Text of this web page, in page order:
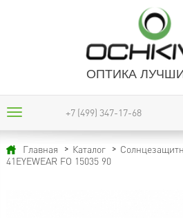
ОПТИКА
+7 (499) 347-17-68
Главная Каталог
41EYEWEAR FO 15035 90